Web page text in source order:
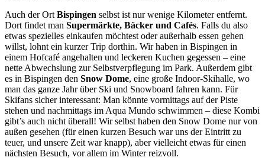
Auch der Ort Bispingen selbst ist nur wenige Kilometer entfernt.
Dort findet man Supermärkte, Bäcker und Cafés. Falls du also
etwas spezielles einkaufen möchtest oder außerhalb essen gehen
willst, lohnt ein kurzer Trip dorthin. Wir haben in Bispingen in
einem Hofcafé angehalten und leckeren Kuchen gegessen – eine
nette Abwechslung zur Selbstverpflegung im Park. Außerdem gibt
es in Bispingen den Snow Dome, eine große Indoor-Skihalle, wo
man das ganze Jahr über Ski und Snowboard fahren kann. Für
Skifans sicher interessant: Man könnte vormittags auf der Piste
stehen und nachmittags im Aqua Mundo schwimmen – diese Kombi
gibt’s auch nicht überall! Wir selbst haben den Snow Dome nur von
außen gesehen (für einen kurzen Besuch war uns der Eintritt zu
teuer, und unsere Zeit war knapp), aber vielleicht etwas für einen
nächsten Besuch, vor allem im Winter reizvoll.